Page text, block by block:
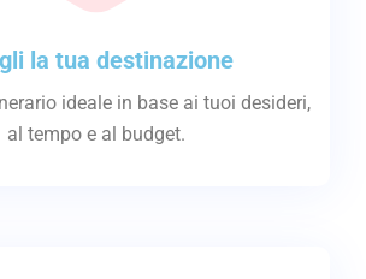
la tua destinazione
ideale in base ai tuoi desideri,
al tempo e al budget.